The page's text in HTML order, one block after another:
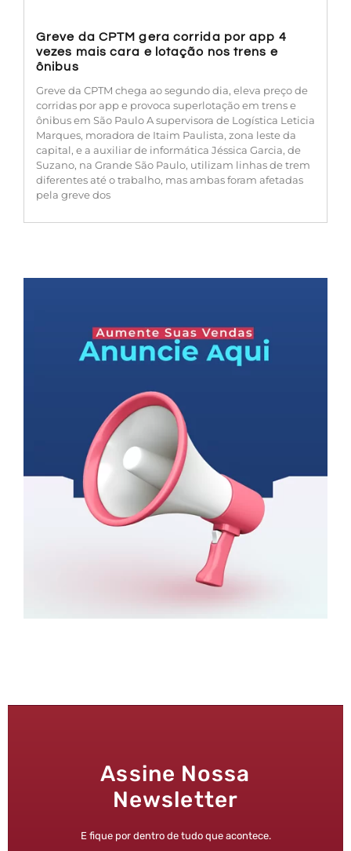
Greve da CPTM gera corrida por app 4
vezes mais cara e lotação nos trens e
ônibus
Greve da CPTM chega ao segundo dia, eleva preço de
corridas por app e provoca superlotação em trens e
ônibus em São Paulo A supervisora de Logística Leticia
Marques, moradora de Itaim Paulista, zona leste da
capital, e a auxiliar de informática Jéssica Garcia, de
Suzano, na Grande São Paulo, utilizam linhas de trem
diferentes até o trabalho, mas ambas foram afetadas
pela greve dos
Assine Nossa
Newsletter
E fique por dentro de tudo que acontece.